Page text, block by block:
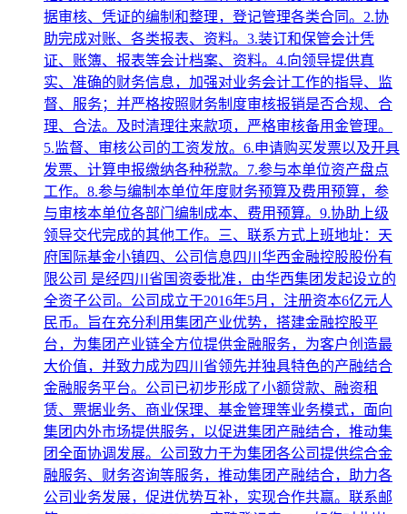
据审核、凭证的编制和整理，登记管理各类合同。2.协
助完成对账、各类报表、资料。3.装订和保管会计凭
证、账簿、报表等会计档案、资料。4.向领导提供真
实、准确的财务信息，加强对业务会计工作的指导、监
督、服务；并严格按照财务制度审核报销是否合规、合
理、合法。及时清理往来款项，严格审核备用金管理。
5.监督、审核公司的工资发放。6.申请购买发票以及开具
发票、计算申报缴纳各种税款。7.参与本单位资产盘点
工作。8.参与编制本单位年度财务预算及费用预算，参
与审核本单位各部门编制成本、费用预算。9.协助上级
领导交代完成的其他工作。三、联系方式上班地址：天
府国际基金小镇四、公司信息四川华西金融控股股份有
限公司 是经四川省国资委批准，由华西集团发起设立的
全资子公司。公司成立于2016年5月，注册资本6亿元人
民币。旨在充分利用集团产业优势，搭建金融控股平
台，为集团产业链全方位提供金融服务，为客户创造最
大价值，并致力成为四川省领先并独具特色的产融结合
金融服务平台。公司已初步形成了小额贷款、融资租
赁、票据业务、商业保理、基金管理等业务模式，面向
集团内外市场提供服务，以促进集团产融结合，推动集
团全面协调发展。公司致力于为集团各公司提供综合金
融服务、财务咨询等服务，推动集团产融结合，助力各
公司业务发展，促进优势互补，实现合作共赢。联系邮